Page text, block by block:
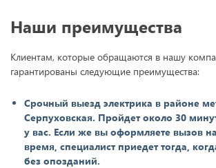
Наши преимущества
Клиентам, которые обращаются в нашу
гарантированы следующие преимущества:
Срочный выезд электрика в районе
Серпуховская. Пройдет около 30
у вас. Если же вы оформляете вызов
время, специалист приедет тогда,
без опозданий.